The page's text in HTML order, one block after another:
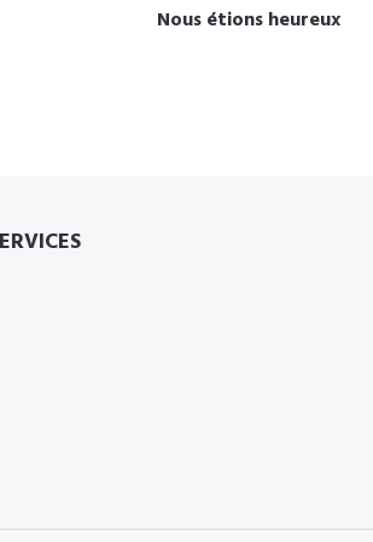
Nous étions heureux